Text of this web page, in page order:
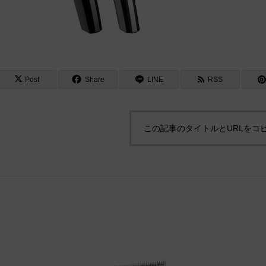
Post Share LINE RSS
この記事のタイトルとURLをコ